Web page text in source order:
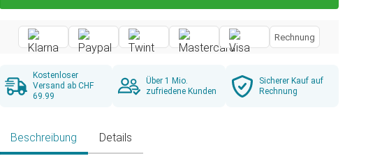
Rechnung
Kostenloser
Versand ab CHF
69.99
Über 1 Mio.
zufriedene Kunden
Sicherer Kauf auf
Rechnung
Beschreibung Details